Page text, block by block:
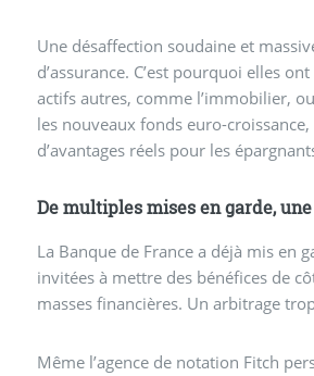
Une désaffection soudaine et
d’assurance. C’est pourquoi elles
actifs autres, comme l’immobilier,
les nouveaux fonds euro-
d’avantages réels pour les
De multiples mises en garde,
La Banque de France a déjà mis en
invitées à mettre des bénéfices de
masses financières. Un arbitrage
Même l’agence de notation Fitch